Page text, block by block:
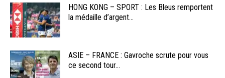
HONG KONG – SPORT : Les Bleus remportent
la médaille d’argent...
ASIE – FRANCE : Gavroche scrute pour vous
ce second tour...